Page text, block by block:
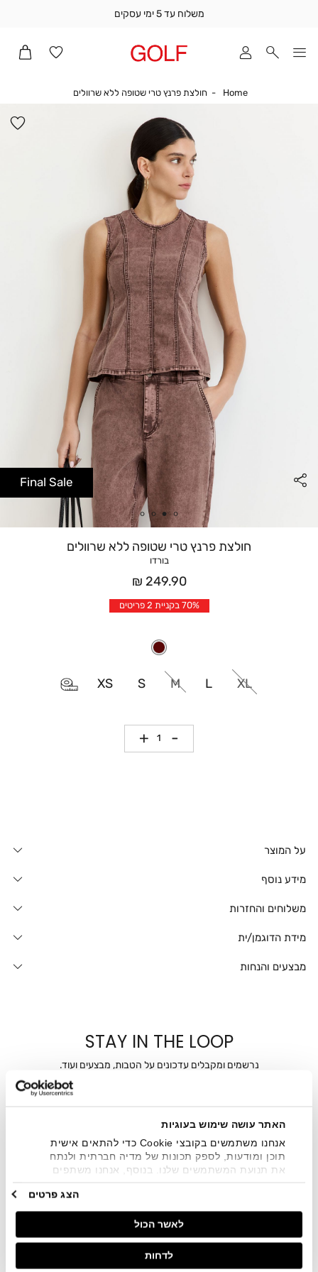
האתר עושה שימוש בעוגיות
אנחנו משתמשים בקובצי Cookie כדי להתאים אישית
תוכן ומודעות, לספק תכונות של מדיה חברתית ולנתח
את תנועת המשתמשים שלנו. בנוסף, אנחנו משתפים
מתחומי המדיה החברתית, הפרסום וניתוח הנתונים.
גורמים אלה עשויים לשלב את הנתונים האלה עם מידע
אחר שסיפקתם או שהם אספו בעקבות השימוש שעשיתם
בשירותים שלהם.
הצג פרטים
לאשר הכול
לדחות
משלוח עד 5 ימי עסקים
Home
Homeחולצת פרנץ טרי שטופה ללא שרוולים
חולצת פרנץ טרי שטופה ללא שרוולים
בורדו
מחיר
אחרי
הנחה
249.90 ₪
70% בקניית 2 פריטים
XS S M L XL
כמות
על המוצר
מידע נוסף
משלוחים והחזרות
מידת הדוגמן/ית
מבצעים והנחות
Final Sale
STAY IN THE LOOP
נרשמים ומקבלים עדכונים על הטבות, מבצעים ועוד.
אני מאשר/ת ומסכימ/ה לקבלת דיוור ישיר, הודעות ופרסומים
שיווקיים בכלל פרטי הקשר המצויים בידי החברה ובכלל זה דוא"ל
SMS ועוד. המידע ייאסף בהתאם למדיניות הפרטיות של החברה.
" צפייה במדיניות הפרטיות ".
חנויות